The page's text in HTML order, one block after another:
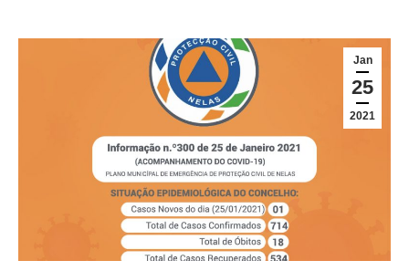
Jan
25
2021